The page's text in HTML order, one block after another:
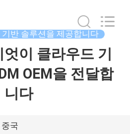
반 솔루션을 제공합니다
이 클라우드 기
OEM을 전달합
니다
국